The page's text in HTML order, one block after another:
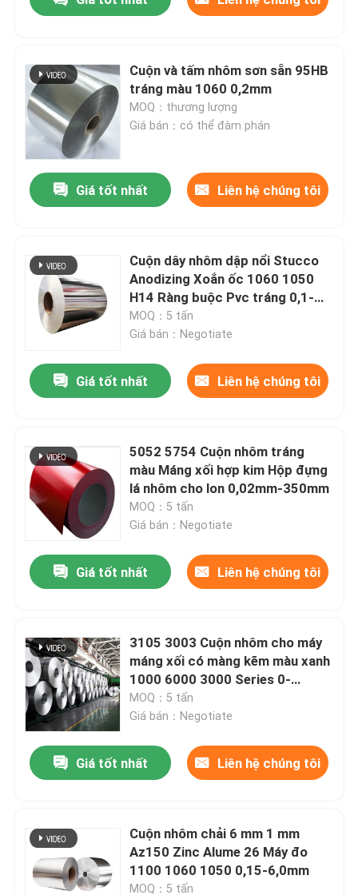
Sản phẩm
Video
Về chúng tôi
Kiểm soát chất lượng
Yêu cầu báo giá
Nhà máy kết thúc nhôm cuộn
Cuộn nhôm tráng màu
Nhôm cuộn cán nguội
Cuộn và tấm nhôm sơn sẵn 95HB
tráng màu 1060 0,2mm
MOQ：thương lượng
Giá bán：có thể đàm phán
Giá tốt nhất Liên hệ chúng tôi
Cuộn dây nhôm dập nổi Stucco
Anodizing Xoắn ốc 1060 1050
H14 Ràng buộc Pvc tráng 0,1-
300mm
MOQ：5 tấn
Giá bán：Negotiate
Giá tốt nhất Liên hệ chúng tôi
5052 5754 Cuộn nhôm tráng
màu Máng xối hợp kim Hộp đựng
lá nhôm cho lon 0,02mm-350mm
MOQ：5 tấn
Giá bán：Negotiate
Giá tốt nhất Liên hệ chúng tôi
3105 3003 Cuộn nhôm cho máy
máng xối có màng kẽm màu xanh
1000 6000 3000 Series 0-
1550mm
MOQ：5 tấn
Giá bán：Negotiate
Giá tốt nhất Liên hệ chúng tôi
Cuộn nhôm chải 6 mm 1 mm
Az150 Zinc Alume 26 Máy đo
1100 1060 1050 0,15-6,0mm
MOQ：5 tấn